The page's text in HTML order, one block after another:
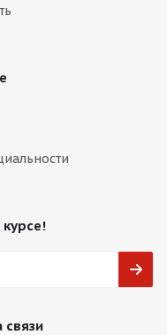
курсе!
связи